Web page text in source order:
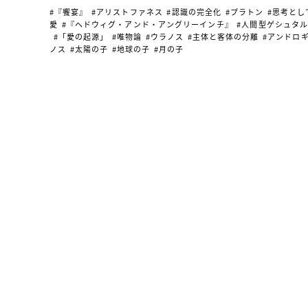
#『饗宴』 #アリストファネス #認識の完全化 #プラトン #思考とし
愛 #『ヘドウィグ・アンド・アングリーインチ』
#人間型ゲシュタ
#「愛の起源」
#唯物論 #ウラノス #主体と客体の分離 #アンドロ
ノス #太陽の子 #地球の子 #月の子